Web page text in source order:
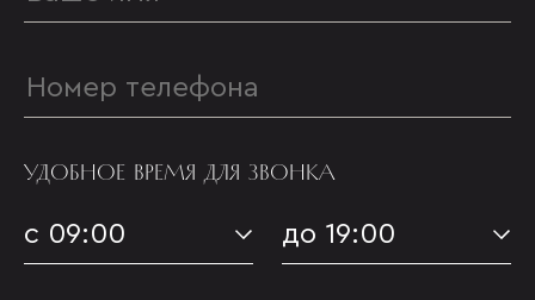
УДОБНОЕ ВРЕМЯ ДЛЯ ЗВОНКА
с 09:00 до 19:00